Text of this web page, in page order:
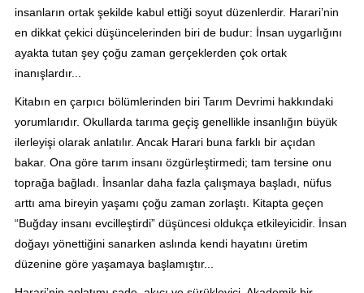
insanların ortak şekilde kabul ettiği soyut düzenlerdir. Harari’nin
en dikkat çekici düşüncelerinden biri de budur: İnsan uygarlığını
ayakta tutan şey çoğu zaman gerçeklerden çok ortak
inanışlardır...
Kitabın en çarpıcı bölümlerinden biri Tarım Devrimi hakkındaki
yorumlarıdır. Okullarda tarıma geçiş genellikle insanlığın büyük
ilerleyişi olarak anlatılır. Ancak Harari buna farklı bir açıdan
bakar. Ona göre tarım insanı özgürleştirmedi; tam tersine onu
toprağa bağladı. İnsanlar daha fazla çalışmaya başladı, nüfus
arttı ama bireyin yaşamı çoğu zaman zorlaştı. Kitapta geçen
“Buğday insanı evcilleştirdi” düşüncesi oldukça etkileyicidir. İnsan
doğayı yönettiğini sanarken aslında kendi hayatını üretim
düzenine göre yaşamaya başlamıştır...